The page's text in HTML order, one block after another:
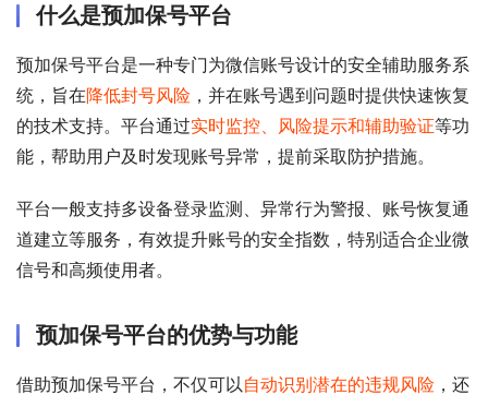
什么是预加保号平台
预加保号平台是一种专门为微信账号设计的安全辅助服务系
统，旨在降低封号风险 ，并在账号遇到问题时提供快速恢复
的技术支持。平台通过实时监控、风险提示和辅助验证等功
能，帮助用户及时发现账号异常，提前采取防护措施。
平台一般支持多设备登录监测、异常行为警报、账号恢复通
道建立等服务，有效提升账号的安全指数，特别适合企业微
信号和高频使用者。
预加保号平台的优势与功能
借助预加保号平台，不仅可以自动识别潜在的违规风险 ，还